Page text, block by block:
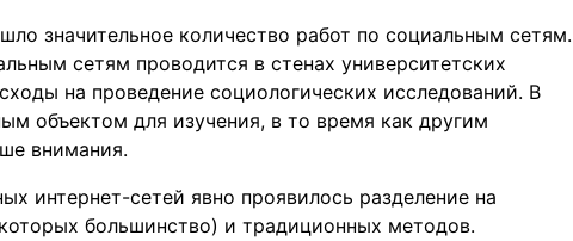
значительное количество работ по социальным сетям.
сетям проводится в стенах университетских
на проведение социологических исследований. В
объектом для изучения, в то время как другим
внимания.
интернет-сетей явно проявилось разделение на
большинство) и традиционных методов.